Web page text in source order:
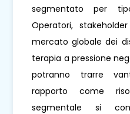
segmentato per
Operatori,
mercato globale dei
terapia a pressione
potranno trarre
rapporto come
segmentale si